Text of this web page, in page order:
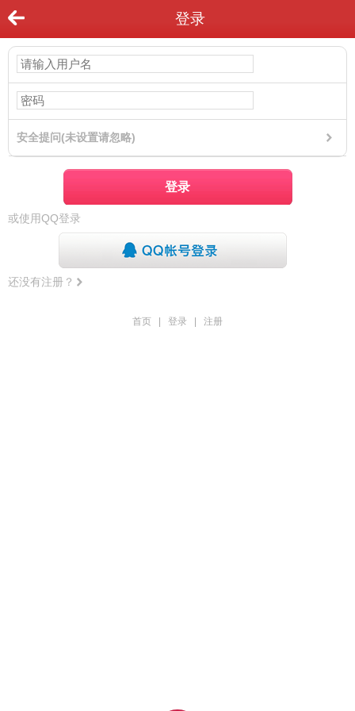
登录
安全提问(未设置请忽略)
登录
或使用QQ登录
还没有注册？
首页 登录 注册